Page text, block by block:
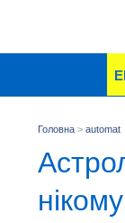
Головна > automat